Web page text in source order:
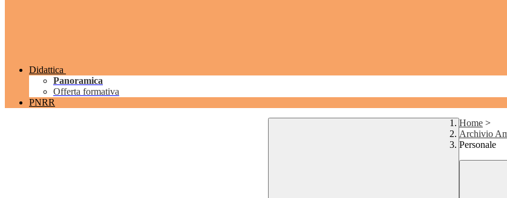
Didattica
Panoramica
Offerta formativa
PNRR
Home >
Archivio
Personale